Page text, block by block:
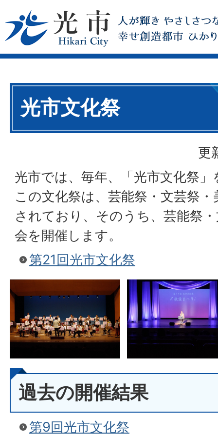
光市文化祭
更
光市では、毎年、「光市文化祭
この文化祭は、芸能祭・文芸祭
されており、そのうち、芸能祭
会を開催します。
第21回光市文化祭
過去の開催結果
第9回光市文化祭